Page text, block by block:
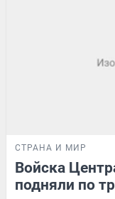
СТРАНА И МИР
Войска
подняли по